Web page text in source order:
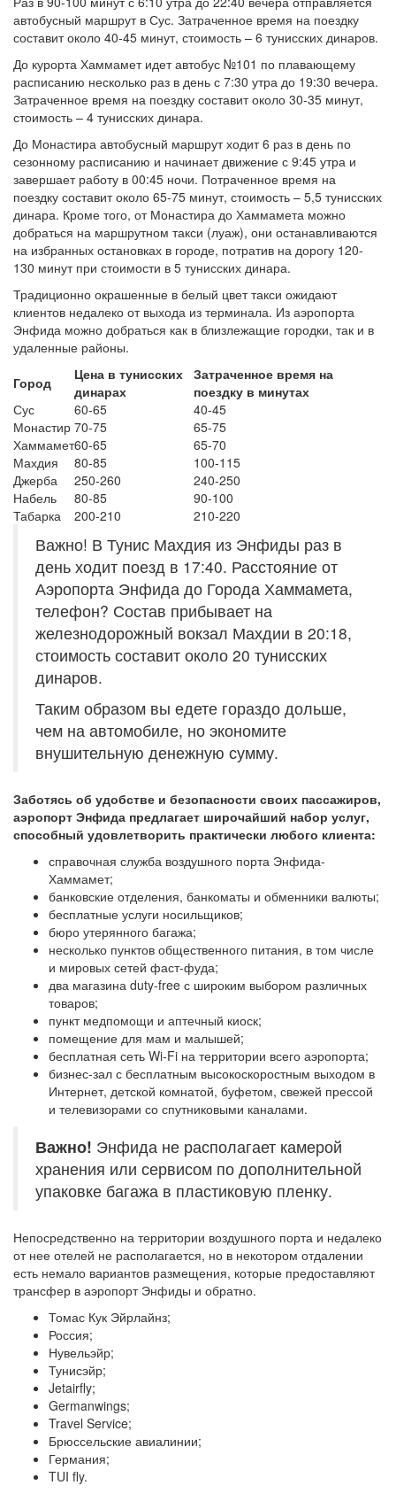
автобусный маршрут в Сус. Затраченное время на поездку
составит около 40-45 минут, стоимость – 6 тунисских динаров.
До курорта Хаммамет идет автобус №101 по плавающему
расписанию несколько раз в день с 7:30 утра до 19:30 вечера.
Затраченное время на поездку составит около 30-35 минут,
стоимость – 4 тунисских динара.
До Монастира автобусный маршрут ходит 6 раз в день по
сезонному расписанию и начинает движение с 9:45 утра и
завершает работу в 00:45 ночи. Потраченное время на
поездку составит около 65-75 минут, стоимость – 5,5 тунисских
динара. Кроме того, от Монастира до Хаммамета можно
добраться на маршрутном такси (луаж), они останавливаются
на избранных остановках в городе, потратив на дорогу 120-
130 минут при стоимости в 5 тунисских динара.
Традиционно окрашенные в белый цвет такси ожидают
клиентов недалеко от выхода из терминала. Из аэропорта
Энфида можно добраться как в близлежащие городки, так и в
удаленные районы.
Город
Цена в тунисских
динарах
Затраченное время на
поездку в минутах
Сус
60-65
40-45
Монастир 70-75
65-75
Хаммамет60-65
65-70
Махдия
80-85
100-115
Джерба
250-260
240-250
Набель
80-85
90-100
Табарка
200-210 210-220
Важно! В Тунис Махдия из Энфиды раз в
день ходит поезд в 17:40. Расстояние от
Аэропорта Энфида до Города Хаммамета,
телефон? Состав прибывает на
железнодорожный вокзал Махдии в 20:18,
стоимость составит около 20 тунисских
динаров.
Таким образом вы едете гораздо дольше,
чем на автомобиле, но экономите
внушительную денежную сумму.
Заботясь об удобстве и безопасности своих пассажиров,
аэропорт Энфида предлагает широчайший набор услуг,
способный удовлетворить практически любого клиента:
справочная служба воздушного порта Энфида-
Хаммамет;
банковские отделения, банкоматы и обменники валюты;
бесплатные услуги носильщиков;
бюро утерянного багажа;
несколько пунктов общественного питания, в том числе
и мировых сетей фаст-фуда;
два магазина duty-free с широким выбором различных
товаров;
пункт медпомощи и аптечный киоск;
помещение для мам и малышей;
бесплатная сеть Wi-Fi на территории всего аэропорта;
бизнес-зал с бесплатным высокоскоростным выходом в
Интернет, детской комнатой, буфетом, свежей прессой
и телевизорами со спутниковыми каналами.
Важно! Энфида не располагает камерой
хранения или сервисом по дополнительной
упаковке багажа в пластиковую пленку.
Непосредственно на территории воздушного порта и недалеко
от нее отелей не располагается, но в некотором отдалении
есть немало вариантов размещения, которые предоставляют
трансфер в аэропорт Энфиды и обратно.
Томас Кук Эйрлайнз;
Россия;
Нувельэйр;
Тунисэйр;
Jetairfly;
Germanwings;
Travel Service;
Брюссельские авиалинии;
Германия;
TUI fly.